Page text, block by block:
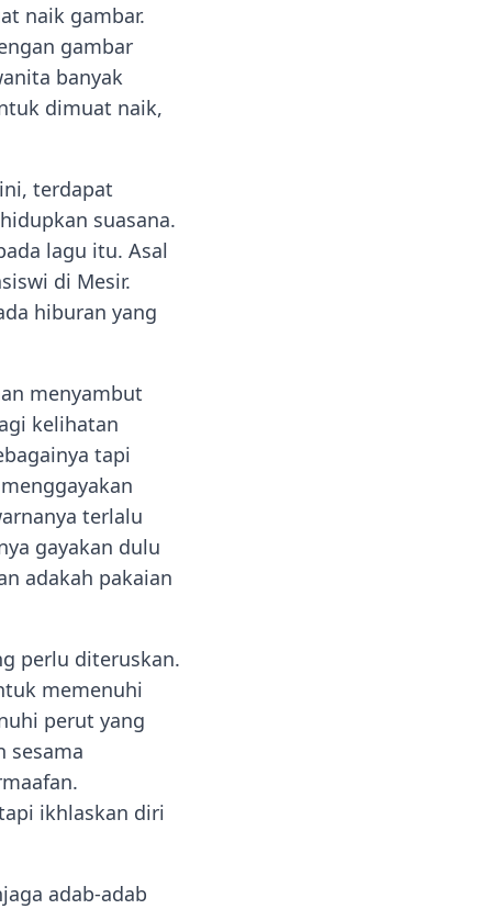
naik gambar.
gambar
banyak
dimuat naik,
terdapat
suasana.
lagu itu. Asal
di Mesir.
hiburan yang
menyambut
kelihatan
tapi
terlalu
gayakan dulu
adakah pakaian
perlu diteruskan.
memenuhi
perut yang
sesama
ikhlaskan diri
adab-adab